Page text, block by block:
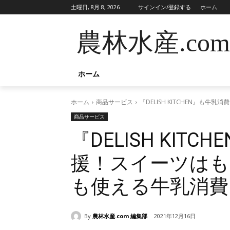
土曜日, 8月 8, 2026 サインイン/登録する ホーム
農林水産.com
ホーム
ホーム 商品サービス 『DELISH KITCHEN』も牛乳
商品サービス
『DELISH
援！スイーツは
も使える牛乳消
By 農林水産.com 編集部 2021年12月16日